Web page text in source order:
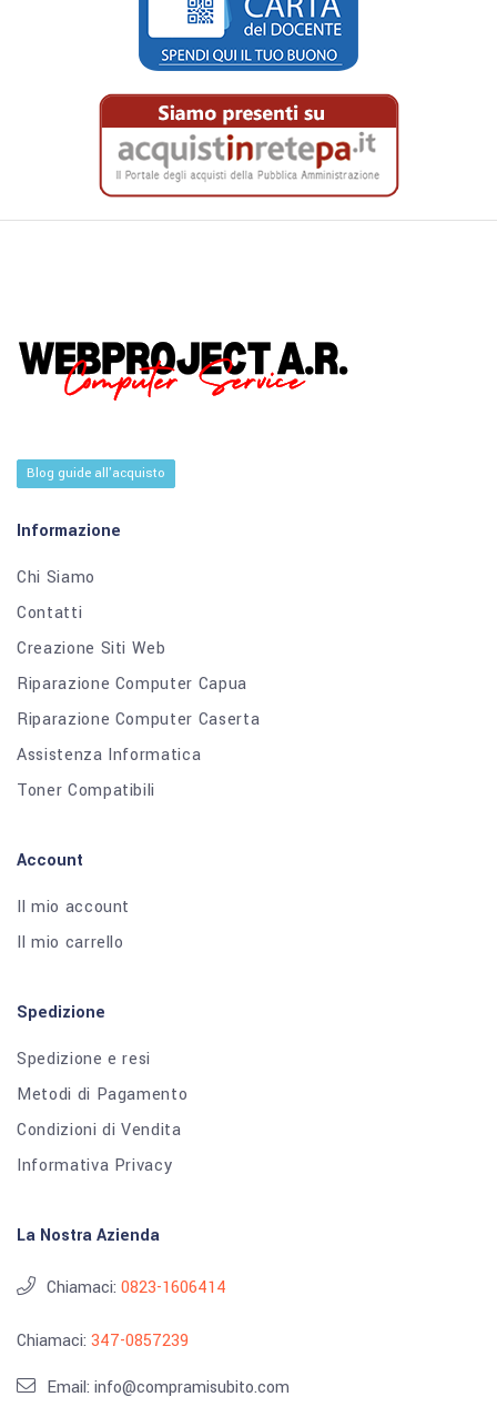
Blog guide all'acquisto
Informazione
Chi Siamo
Contatti
Creazione Siti Web
Riparazione Computer Capua
Riparazione Computer Caserta
Assistenza Informatica
Toner Compatibili
Account
Il mio account
Il mio carrello
Spedizione
Spedizione e resi
Metodi di Pagamento
Condizioni di Vendita
Informativa Privacy
La Nostra Azienda
Chiamaci: 0823-1606414
Chiamaci: 347-0857239
Email: info@compramisubito.com